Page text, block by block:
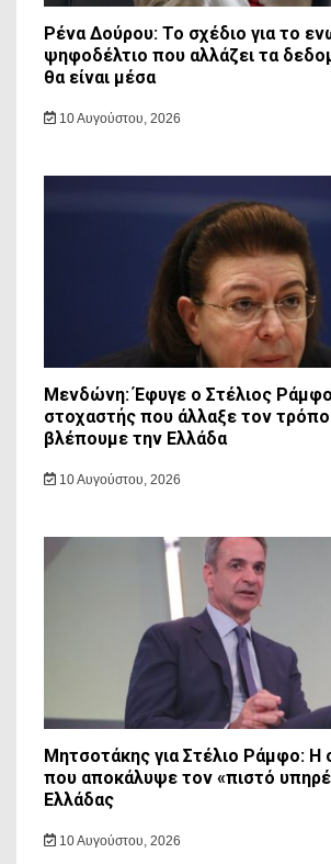
Ρένα Δούρου: Το σχέδιο για το
ψηφοδέλτιο που αλλάζει τα
θα είναι μέσα
10 Αυγούστου, 2026
Μενδώνη: Έφυγε ο Στέλιος
στοχαστής που άλλαξε τον
βλέπουμε την Ελλάδα
10 Αυγούστου, 2026
Μητσοτάκης για Στέλιο Ράμφο: Η
που αποκάλυψε τον «πιστό
Ελλάδας
10 Αυγούστου, 2026